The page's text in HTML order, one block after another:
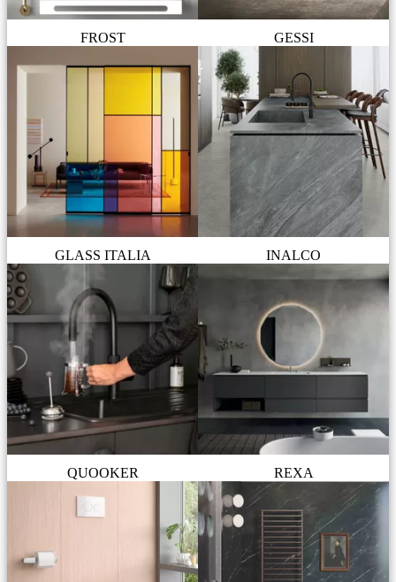
FROST GESSI
GLASS ITALIA INALCO
QUOOKER REXA